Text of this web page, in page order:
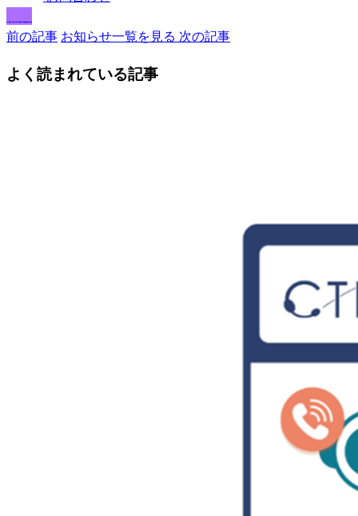
前の記事 お知らせ一覧を見る 次の記事
よく読まれている記事